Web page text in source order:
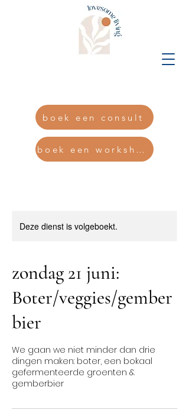
Eline@lovesomedesigns.b
e
boek een workshop
boek een consult
Deze dienst is volgeboekt.
zondag 21 juni:
Boter/veggies/gember
bier
We gaan we niet minder dan drie
dingen maken: boter, een bokaal
gefermenteerde groenten &
gemberbier